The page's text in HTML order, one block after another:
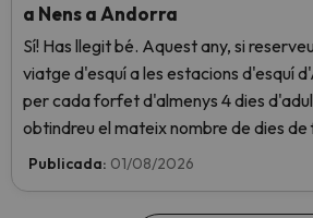
a Nens a Andorra
Sí! Has llegit bé. Aquest any, si
viatge d'esquí a les estacions d'esquí
per cada forfet d'almenys 4 dies
obtindreu el mateix nombre de dies
per a 1 nen totalment GRATIS. Entra i
Publicada: 01/08/2026